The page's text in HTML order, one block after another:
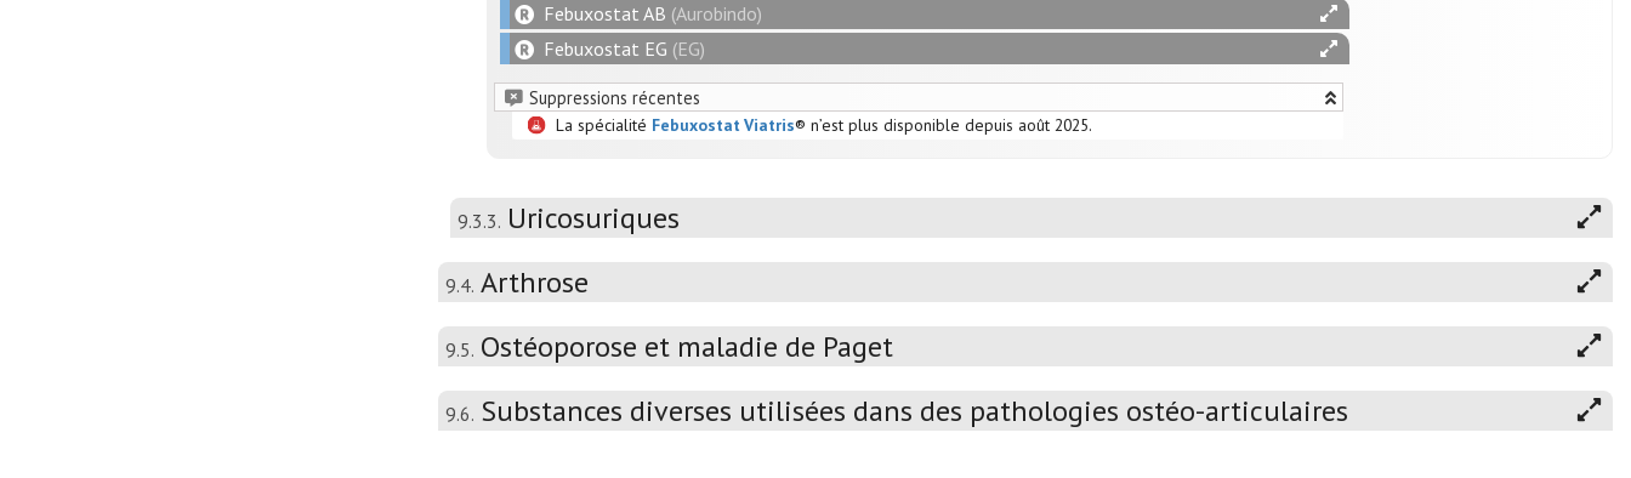
Febuxostat AB (Aurobindo)
Febuxostat EG (EG)
Suppressions récentes
La spécialité Febuxostat Viatris® n’est plus disponible depuis août 2025.
9.3.3. Uricosuriques
9.4. Arthrose
9.5. Ostéoporose et maladie de Paget
9.6. Substances diverses utilisées dans des pathologies ostéo-articulaires